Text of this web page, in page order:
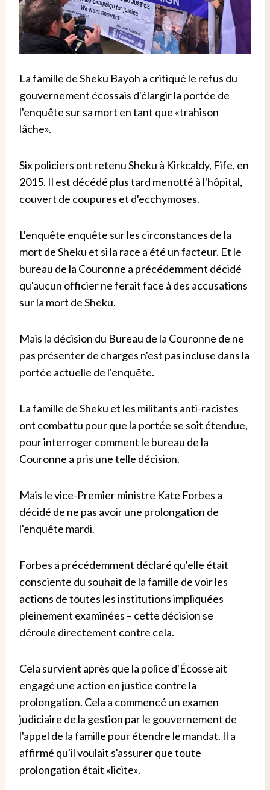
La famille de Sheku Bayoh a critiqué le refus du
gouvernement écossais d'élargir la portée de
l'enquête sur sa mort en tant que «trahison
lâche».
Six policiers ont retenu Sheku à Kirkcaldy, Fife, en
2015. Il est décédé plus tard menotté à l'hôpital,
couvert de coupures et d'ecchymoses.
L'enquête enquête sur les circonstances de la
mort de Sheku et si la race a été un facteur. Et le
bureau de la Couronne a précédemment décidé
qu'aucun officier ne ferait face à des accusations
sur la mort de Sheku.
Mais la décision du Bureau de la Couronne de ne
pas présenter de charges n'est pas incluse dans la
portée actuelle de l'enquête.
La famille de Sheku et les militants anti-racistes
ont combattu pour que la portée se soit étendue,
pour interroger comment le bureau de la
Couronne a pris une telle décision.
Mais le vice-Premier ministre Kate Forbes a
décidé de ne pas avoir une prolongation de
l'enquête mardi.
Forbes a précédemment déclaré qu'elle était
consciente du souhait de la famille de voir les
actions de toutes les institutions impliquées
pleinement examinées – cette décision se
déroule directement contre cela.
Cela survient après que la police d'Écosse ait
engagé une action en justice contre la
prolongation. Cela a commencé un examen
judiciaire de la gestion par le gouvernement de
l'appel de la famille pour étendre le mandat. Il a
affirmé qu'il voulait s'assurer que toute
prolongation était «licite».